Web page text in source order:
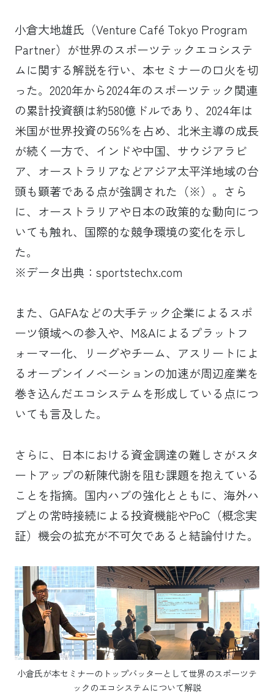
小倉大地雄氏（Venture Café Tokyo Program
Partner）が世界のスポーツテックエコシステ
ムに関する解説を行い、本セミナーの口火を切
った。2020年から2024年のスポーツテック関連
の累計投資額は約580億ドルであり、2024年は
米国が世界投資の56％を占め、北米主導の成長
が続く一方で、インドや中国、サウジアラビ
ア、オーストラリアなどアジア太平洋地域の台
頭も顕著である点が強調された（※）。さら
に、オーストラリアや日本の政策的な動向につ
いても触れ、国際的な競争環境の変化を示し
た。
※データ出典：sportstechx.com
また、GAFAなどの大手テック企業によるスポ
ーツ領域への参入や、M&Aによるプラットフ
ォーマー化、リーグやチーム、アスリートによ
るオープンイノベーションの加速が周辺産業を
巻き込んだエコシステムを形成している点につ
いても言及した。
さらに、日本における資金調達の難しさがスタ
ートアップの新陳代謝を阻む課題を抱えている
ことを指摘。国内ハブの強化とともに、海外ハ
ブとの常時接続による投資機能やPoC（概念実
証）機会の拡充が不可欠であると結論付けた。
小倉氏が本セミナーのトップバッターとして世界のスポーツテ
ックのエコシステムについて解説